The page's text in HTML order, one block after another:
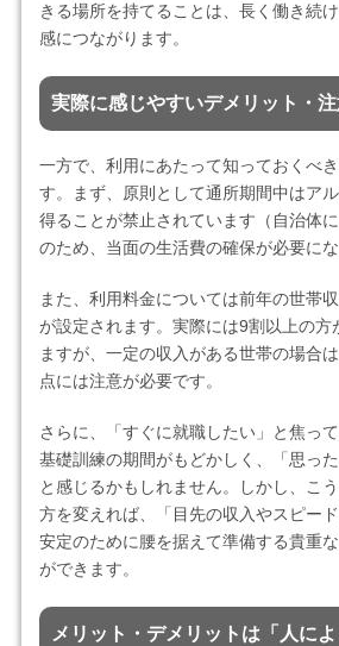
きる場所を持てることは、長く働き続
感につながります。
実際に感じやすいデメリット・
一方で、利用にあたって知っておくべ
す。まず、原則として通所期間中はア
得ることが禁止されています（自治体
のため、当面の生活費の確保が必要にな
また、利用料金については前年の世帯
が設定されます。実際には9割以上の方
ますが、一定の収入がある世帯の場合
点には注意が必要です。
さらに、「すぐに就職したい」と焦っ
基礎訓練の期間がもどかしく、「思った
と感じるかもしれません。しかし、こ
方を変えれば、「目先の収入やスピー
安定のために腰を据えて準備する貴重
ができます。
メリット・デメリットは「人によ